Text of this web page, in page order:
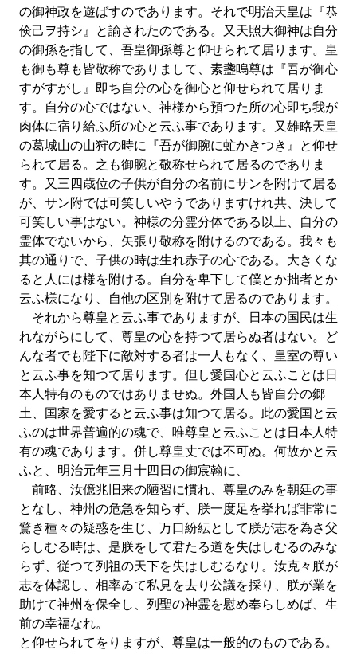
の御神政を遊ばすのであります。それで明治天皇は『恭
倹己ヲ持シ』と諭されたのである。又天照大御神は自分
の御孫を指して、吾皇御孫尊と仰せられて居ります。皇
も御も尊も皆敬称でありまして、素盞嗚尊は『吾が御心
すがすがし』即ち自分の心を御心と仰せられて居りま
す。自分の心ではない、神様から預つた所の心即ち我が
肉体に宿り給ふ所の心と云ふ事であります。又雄略天皇
の葛城山の山狩の時に『吾が御腕に虻かきつき』と仰せ
られて居る。之も御腕と敬称せられて居るのでありま
す。又三四歳位の子供が自分の名前にサンを附けて居る
が、サン附では可笑しいやうでありますけれ共、決して
可笑しい事はない。神様の分霊分体である以上、自分の
霊体でないから、矢張り敬称を附けるのである。我々も
其の通りで、子供の時は生れ赤子の心である。大きくな
ると人には様を附ける。自分を卑下して僕とか拙者とか
云ふ様になり、自他の区別を附けて居るのであります。
それから尊皇と云ふ事でありますが、日本の国民は生
れながらにして、尊皇の心を持つて居らぬ者はない。ど
んな者でも陛下に敵対する者は一人もなく、皇室の尊い
と云ふ事を知つて居ります。但し愛国心と云ふことは日
本人特有のものではありませぬ。外国人も皆自分の郷
土、国家を愛すると云ふ事は知つて居る。此の愛国と云
ふのは世界普遍的の魂で、唯尊皇と云ふことは日本人特
有の魂であります。併し尊皇丈では不可ぬ。何故かと云
ふと、明治元年三月十四日の御宸翰に、
前略、汝億兆旧来の陋習に慣れ、尊皇のみを朝廷の事
となし、神州の危急を知らず、朕一度足を挙れば非常に
驚き種々の疑惑を生じ、万口紛紜として朕が志を為さ父
らしむる時は、是朕をして君たる道を失はしむるのみな
らず、従つて列祖の天下を失はしむるなり。汝克々朕が
志を体認し、相率ゐて私見を去り公議を採り、朕が業を
助けて神州を保全し、列聖の神霊を慰め奉らしめば、生
前の幸福なれ。
と仰せられてをりますが、尊皇は一般的のものである。